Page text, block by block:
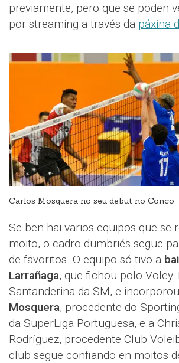
previamente, pero que se poden
por streaming a través da páxina
Carlos Mosquera no seu debut no Conco
Se ben hai varios equipos que se
moito, o cadro dumbriés segue
de favoritos. O equipo só tivo a
Larrañaga, que fichou polo Voley
Santanderina da SM, e
Mosquera, procedente do
da SuperLiga Portuguesa, e a
Rodríguez, procedente Club
club segue confiando en moitos